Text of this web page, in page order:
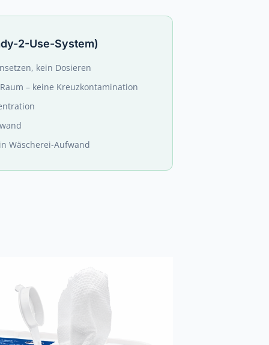
2-Use-System)
kein Dosieren
– keine Kreuzkontamination
Wäscherei-Aufwand